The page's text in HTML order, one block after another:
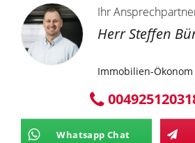
Ihr
Herr Steffen
Immobilien-Ökonom
Whatsapp Chat